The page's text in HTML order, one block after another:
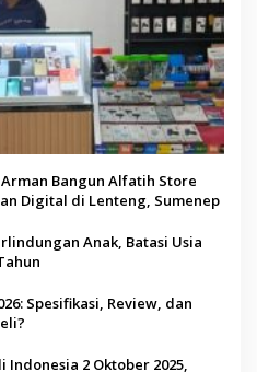
Bangun Alfatih Store
Digital di Lenteng, Sumenep
Anak, Batasi Usia
Spesifikasi, Review, dan
Indonesia 2 Oktober 2025,